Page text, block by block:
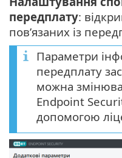
передплату:
пов’язаних із
Параметри
передплату
можна
Endpoint
допомогою